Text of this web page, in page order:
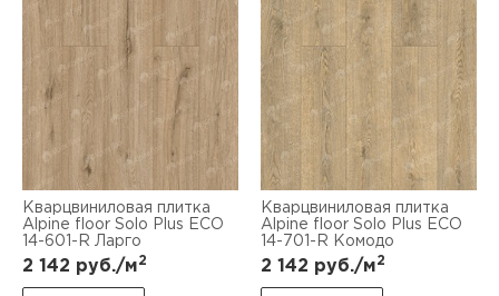
Кварцвиниловая плитка
Alpine floor Solo Plus ЕСО
14-601-R Ларго
2 142 руб./м2
Кварцвиниловая плитка
Alpine floor Solo Plus ЕСО
14-701-R Комодо
2 142 руб./м2